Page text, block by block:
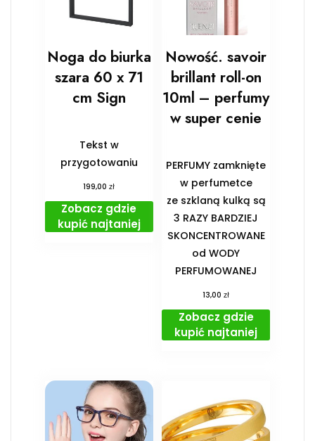
Noga do biurka
szara 60 x 71
cm Sign
Tekst w
przygotowaniu
199,00zł
Zobacz gdzie
kupić najtaniej
Nowość. savoir
brillant roll-on
10ml – perfumy
w super cenie
PERFUMY zamknięte
w perfumetce
ze szklaną kulką są
3 RAZY BARDZIEJ
SKONCENTROWANE
od WODY
PERFUMOWANEJ
13,00zł
Zobacz gdzie
kupić najtaniej